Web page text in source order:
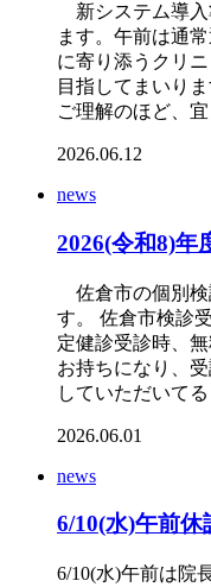
新システム導入
ます。午前は通
に寄り添うクリ
目指してまいり
ご理解のほど、
2026.06.12
news
2026(令和8)
佐倉市の個別検
す。 佐倉市検診
定健診受診時、
お持ちになり、
していただいて
2026.06.01
news
6/10(水)午前
6/10(水)午前は院